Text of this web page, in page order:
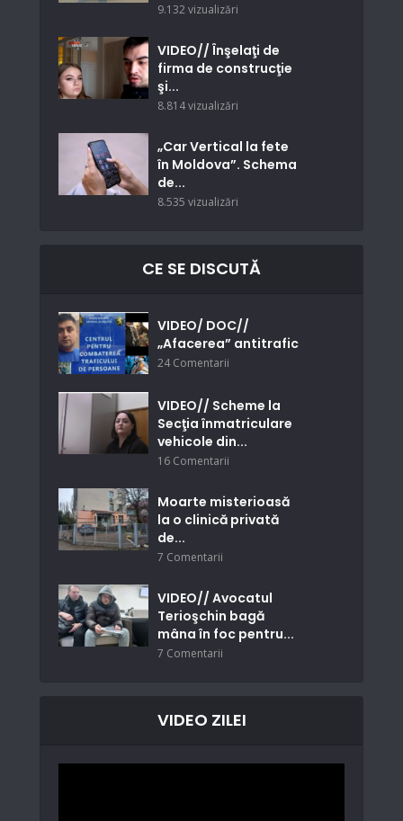
9.132 vizualizări
VIDEO// Înşelaţi de
firma de construcţie
şi...
8.814 vizualizări
„Car Vertical la fete
în Moldova”. Schema
de...
8.535 vizualizări
CE SE DISCUTĂ
VIDEO/ DOC//
„Afacerea” antitrafic
24 Comentarii
VIDEO// Scheme la
Secţia înmatriculare
vehicole din...
16 Comentarii
Moarte misterioasă
la o clinică privată
de...
7 Comentarii
VIDEO// Avocatul
Terioşchin bagă
mâna în foc pentru...
7 Comentarii
VIDEO ZILEI